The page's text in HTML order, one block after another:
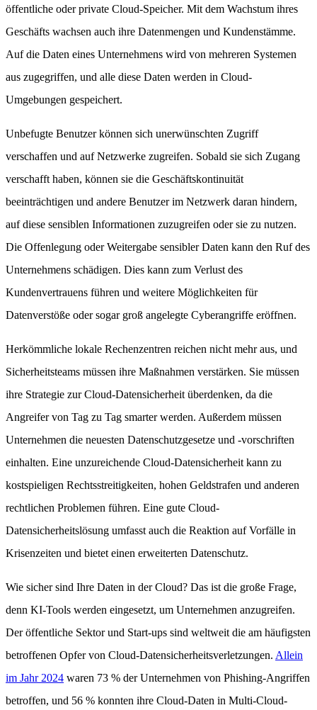
öffentliche oder private Cloud-Speicher. Mit dem Wachstum ihres
Geschäfts wachsen auch ihre Datenmengen und Kundenstämme.
Auf die Daten eines Unternehmens wird von mehreren Systemen
aus zugegriffen, und alle diese Daten werden in Cloud-
Umgebungen gespeichert.
Unbefugte Benutzer können sich unerwünschten Zugriff
verschaffen und auf Netzwerke zugreifen. Sobald sie sich Zugang
verschafft haben, können sie die Geschäftskontinuität
beeinträchtigen und andere Benutzer im Netzwerk daran hindern,
auf diese sensiblen Informationen zuzugreifen oder sie zu nutzen.
Die Offenlegung oder Weitergabe sensibler Daten kann den Ruf des
Unternehmens schädigen. Dies kann zum Verlust des
Kundenvertrauens führen und weitere Möglichkeiten für
Datenverstöße oder sogar groß angelegte Cyberangriffe eröffnen.
Herkömmliche lokale Rechenzentren reichen nicht mehr aus, und
Sicherheitsteams müssen ihre Maßnahmen verstärken. Sie müssen
ihre Strategie zur Cloud-Datensicherheit überdenken, da die
Angreifer von Tag zu Tag smarter werden. Außerdem müssen
Unternehmen die neuesten Datenschutzgesetze und -vorschriften
einhalten. Eine unzureichende Cloud-Datensicherheit kann zu
kostspieligen Rechtsstreitigkeiten, hohen Geldstrafen und anderen
rechtlichen Problemen führen. Eine gute Cloud-
Datensicherheitslösung umfasst auch die Reaktion auf Vorfälle in
Krisenzeiten und bietet einen erweiterten Datenschutz.
Wie sicher sind Ihre Daten in der Cloud? Das ist die große Frage,
denn KI-Tools werden eingesetzt, um Unternehmen anzugreifen.
Der öffentliche Sektor und Start-ups sind weltweit die am häufigsten
betroffenen Opfer von Cloud-Datensicherheitsverletzungen. Allein
im Jahr 2024 waren 73 % der Unternehmen von Phishing-Angriffen
betroffen, und 56 % konnten ihre Cloud-Daten in Multi-Cloud-